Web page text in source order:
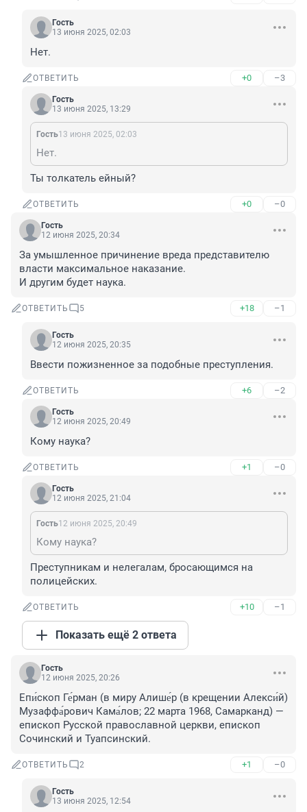
Гость
13 июня 2025, 02:03
Нет.
ОТВЕТИТЬ +0 –3
Гость
13 июня 2025, 13:29
Гость13 июня 2025, 02:03
Нет.
Ты толкатель ейный?
ОТВЕТИТЬ +0 –0
Гость
12 июня 2025, 20:34
За умышленное причинение вреда представителю
власти максимальное наказание.
И другим будет наука.
ОТВЕТИТЬ 5 +18 –1
Гость
12 июня 2025, 20:35
Ввести пожизненное за подобные преступления.
ОТВЕТИТЬ +6 –2
Гость
12 июня 2025, 20:49
Кому наука?
ОТВЕТИТЬ +1 –0
Гость
12 июня 2025, 21:04
Гость12 июня 2025, 20:49
Кому наука?
Преступникам и нелегалам, бросающимся на
полицейских.
ОТВЕТИТЬ +10 –1
Показать ещё 2 ответа
Гость
12 июня 2025, 20:26
Епи́скоп Ге́рман (в миру Алише́р (в крещении Алекси́й)
Музаффа́рович Кама́лов; 22 марта 1968, Самарканд) —
епископ Русской православной церкви, епископ
Сочинский и Туапсинский.
ОТВЕТИТЬ 2 +1 –0
Гость
13 июня 2025, 12:54